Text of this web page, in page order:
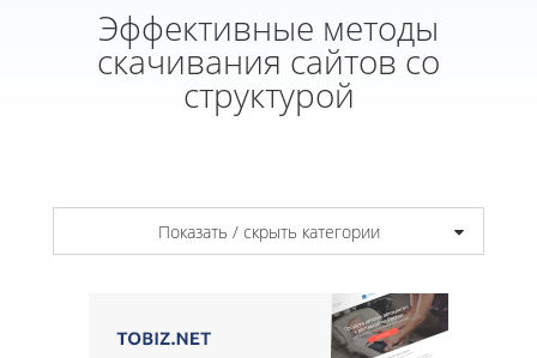
Эффективные методы
скачивания сайтов со
структурой
Показать / скрыть категории